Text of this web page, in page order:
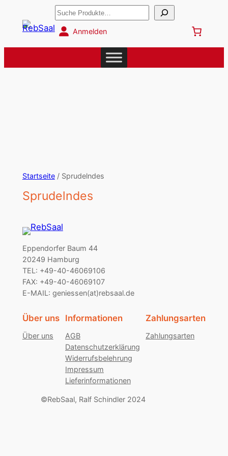
Suchen
Anmelden
Startseite/ Sprudelndes
Sprudelndes
Eppendorfer Baum 44
20249 Hamburg
TEL: +49-40-46069106
FAX: +49-40-46069107
E-MAIL: geniessen(at)rebsaal.de
Über uns
Über uns
Informationen
AGB
Datenschutzerklärung
Widerrufsbelehrung
Impressum
Lieferinformationen
Zahlungsarten
Zahlungsarten
©RebSaal, Ralf Schindler 2024